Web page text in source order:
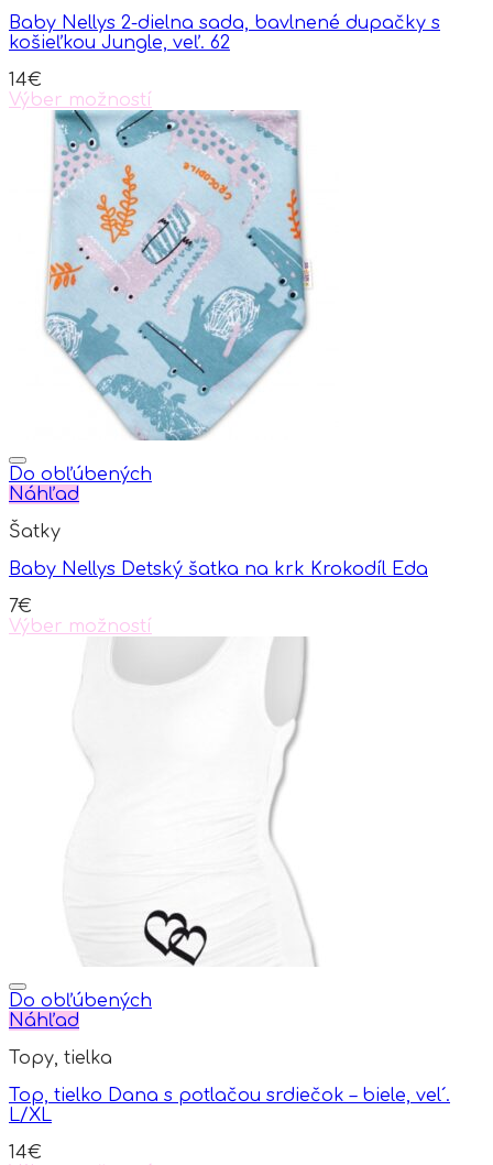
Baby Nellys 2-dielna sada, bavlnené dupačky s
košieľkou Jungle, veľ. 62
14€
Výber možností
product
multiple
variants.
chosen
product
Do obľúbených
Náhľad
Šatky
Baby Nellys Detský šatka na krk Krokodíl Eda
7€
Výber možností
Do obľúbených
Náhľad
Topy, tielka
Top, tielko Dana s potlačou srdiečok – biele, vel´.
L/XL
14€